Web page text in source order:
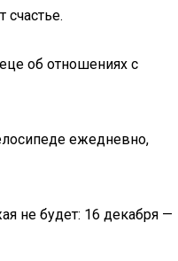
счастье.
об отношениях с
ежедневно,
не будет: 16 декабря —